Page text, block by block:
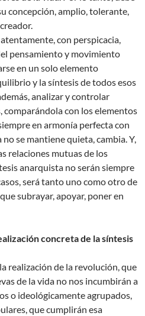
concepción, amplio, tolerante,
con perspicacia,
pensamiento y movimiento
en un solo elemento
y la síntesis de todos esos
analizar y controlar
comparándola con los elementos
en armonía perfecta con
se mantiene quieta, cambia. Y,
relaciones mutuas de los
anarquista no serán siempre
será tanto uno como otro de
subrayar, apoyar, poner en
concreta de la síntesis
realización de la revolución, que
de la vida no nos incumbirán a
o ideológicamente agrupados,
que cumplirán esa